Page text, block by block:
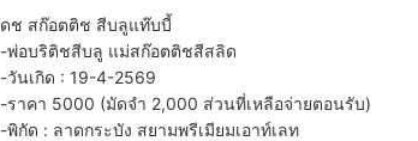
ดช สก๊อตติช สีบลูแท๊บบี้
-พ่อบริติชสีบลู แม่สก๊อตติชสีสลิด
-วันเกิด : 19-4-2569
-ราคา 5000 (มัดจำ 2,000 ส่วนที่เหลือจ่ายตอนรับ)
-พิกัด : ลาดกระบัง สยามพรีเมียมเอาท์เลท